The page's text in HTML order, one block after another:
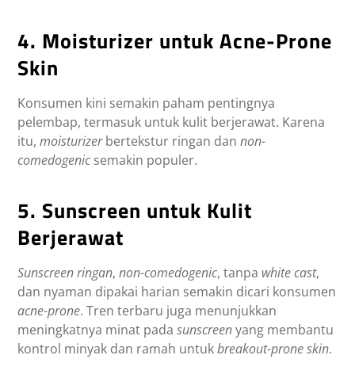
4. Moisturizer untuk Acne-Prone
Skin
Konsumen kini semakin paham pentingnya
pelembap, termasuk untuk kulit berjerawat. Karena
itu,moisturizerbertekstur ringan dannon-
comedogenicsemakin populer.
5. Sunscreen untuk Kulit
Berjerawat
Sunscreen ringan, non-comedogenic, tanpa white cast,
dan nyaman dipakai harian semakin dicari konsumen
acne-prone. Tren terbaru juga menunjukkan
meningkatnya minat padasunscreenyang membantu
kontrol minyak dan ramah untukbreakout-prone skin.